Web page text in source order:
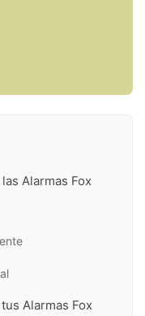
Alarmas Fox
Alarmas Fox